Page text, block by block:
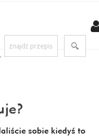
sobie kiedyś to